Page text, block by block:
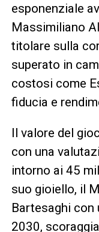
esponenziale
Massimiliano
titolare sulla
superato in
costosi come
fiducia e
Il valore del
con una
intorno ai 45
suo gioiello, il
Bartesaghi
2030,